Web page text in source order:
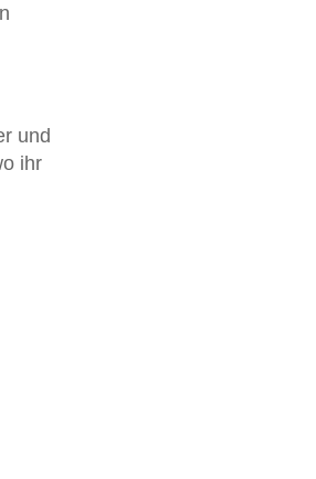
und
ihr